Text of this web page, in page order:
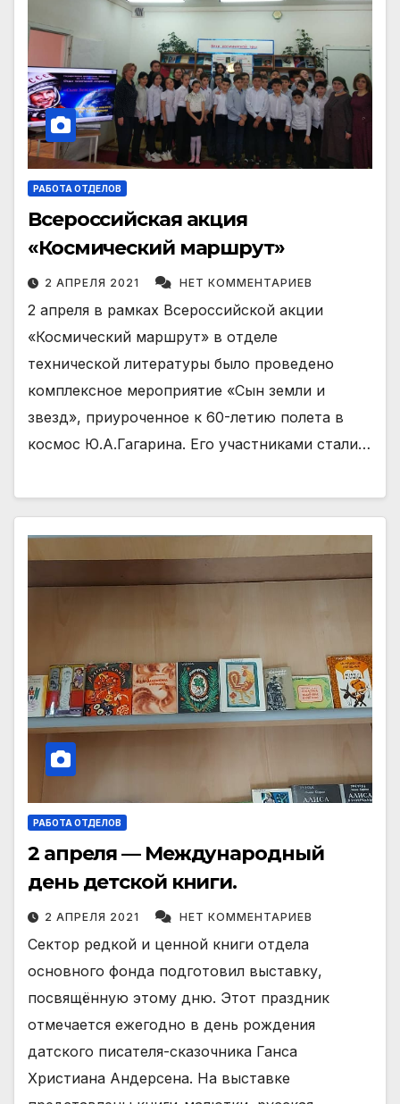
РАБОТА ОТДЕЛОВ
Всероссийская акция
«Космический маршрут»
2 АПРЕЛЯ 2021 НЕТ КОММЕНТАРИЕВ
2 апреля в рамках Всероссийской акции
«Космический маршрут» в отделе
технической литературы было проведено
комплексное мероприятие «Сын земли и
звезд», приуроченное к 60-летию полета в
космос Ю.А.Гагарина. Его участниками стали…
РАБОТА ОТДЕЛОВ
2 апреля — Международный
день детской книги.
2 АПРЕЛЯ 2021 НЕТ КОММЕНТАРИЕВ
Сектор редкой и ценной книги отдела
основного фонда подготовил выставку,
посвящённую этому дню. Этот праздник
отмечается ежегодно в день рождения
датского писателя-сказочника Ганса
Христиана Андерсена. На выставке